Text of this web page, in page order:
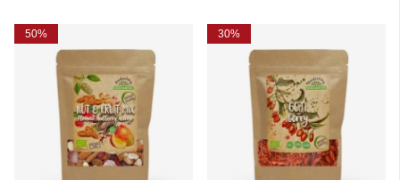
50% 30%